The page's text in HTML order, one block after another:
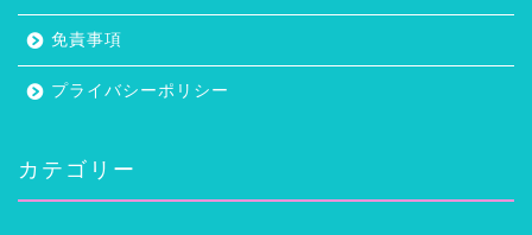
免責事項
プライバシーポリシー
カテゴリー